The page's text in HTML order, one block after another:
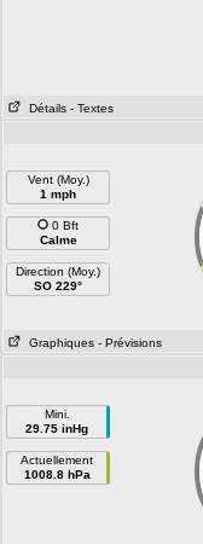
Détails - Textes
Vent (Moy.)
1 mph
0 Bft
Calme
Direction (Moy.)
SO 229°
Graphiques - Prévisions
Mini.
29.75 inHg
Actuellement
1008.8 hPa